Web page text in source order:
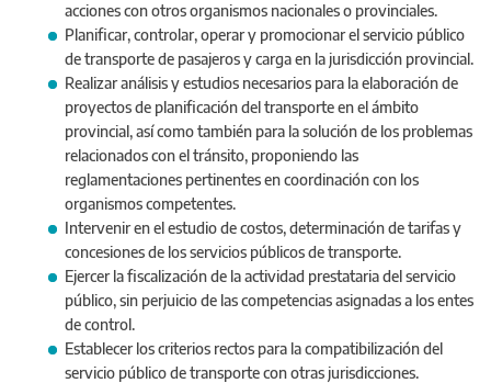
acciones con otros organismos nacionales o provinciales.
Planificar, controlar, operar y promocionar el servicio público
de transporte de pasajeros y carga en la jurisdicción provincial.
Realizar análisis y estudios necesarios para la elaboración de
proyectos de planificación del transporte en el ámbito
provincial, así como también para la solución de los problemas
relacionados con el tránsito, proponiendo las
reglamentaciones pertinentes en coordinación con los
organismos competentes.
Intervenir en el estudio de costos, determinación de tarifas y
concesiones de los servicios públicos de transporte.
Ejercer la fiscalización de la actividad prestataria del servicio
público, sin perjuicio de las competencias asignadas a los entes
de control.
Establecer los criterios rectos para la compatibilización del
servicio público de transporte con otras jurisdicciones.